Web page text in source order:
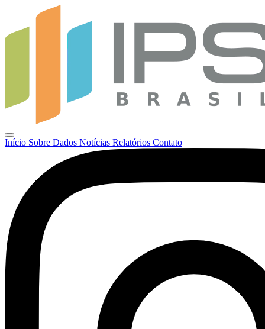
Início Sobre Dados Notícias Relatórios Contato